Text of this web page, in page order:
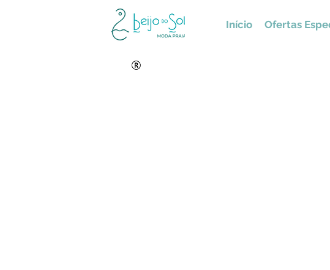
Início Ofertas